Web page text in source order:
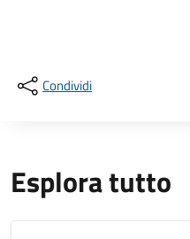
Condividi
Esplora tutto